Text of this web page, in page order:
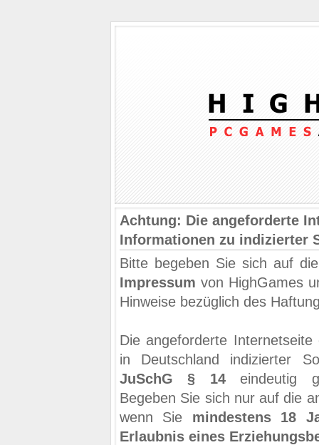
Achtung: Die angeforderte
Informationen zu indizierter
Bitte begeben Sie sich auf
Impressum von HighGames
Hinweise bezüglich des
Die angeforderte
in Deutschland indizierter
JuSchG § 14eindeutig
Begeben Sie sich nur auf die
wenn Sie mindestens 18
Erlaubnis eines